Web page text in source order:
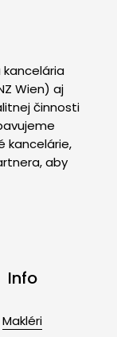
kancelária
Wien) aj
činnosti
kancelárie,
aby
Info
Makléri